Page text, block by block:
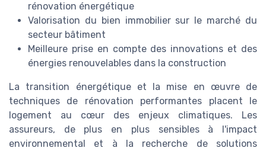
rénovation énergétique
Valorisation du bien immobilier sur le marché du
secteur bâtiment
Meilleure prise en compte des innovations et des
énergies renouvelables dans la construction
La transition énergétique et la mise en œuvre de
techniques de rénovation performantes placent le
logement au cœur des enjeux climatiques. Les
assureurs, de plus en plus sensibles à l'impact
environnemental et à la recherche de solutions